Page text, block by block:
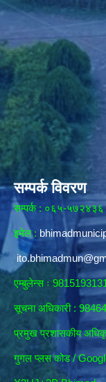
सम्पर्क विवरण
सम्पर्क : ०६५-५७२४३६
इमेल :
एम्बुलेन्स ः
सूचना अधिकारी :
प्रमुख प्रशासकीय
गुगल प्लस कोड /